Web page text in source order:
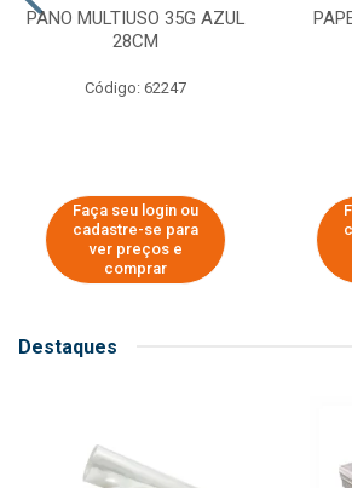
PANO MULTIUSO 35G AZUL
28CM
Código: 62247
Faça seu login ou
cadastre-se para
ver preços e
comprar
Destaques